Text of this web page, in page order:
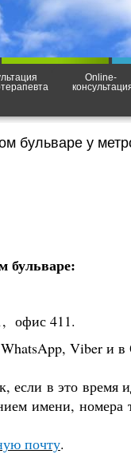
Online-
бульваре у
бульваре:
офис 411.
WhatsApp, Viber и
в это время
имени,
почту.